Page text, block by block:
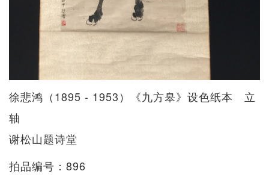
徐悲鸿（1895 - 1953）《九方皋》设色纸本 立
轴
谢松山题诗堂
拍品编号：896